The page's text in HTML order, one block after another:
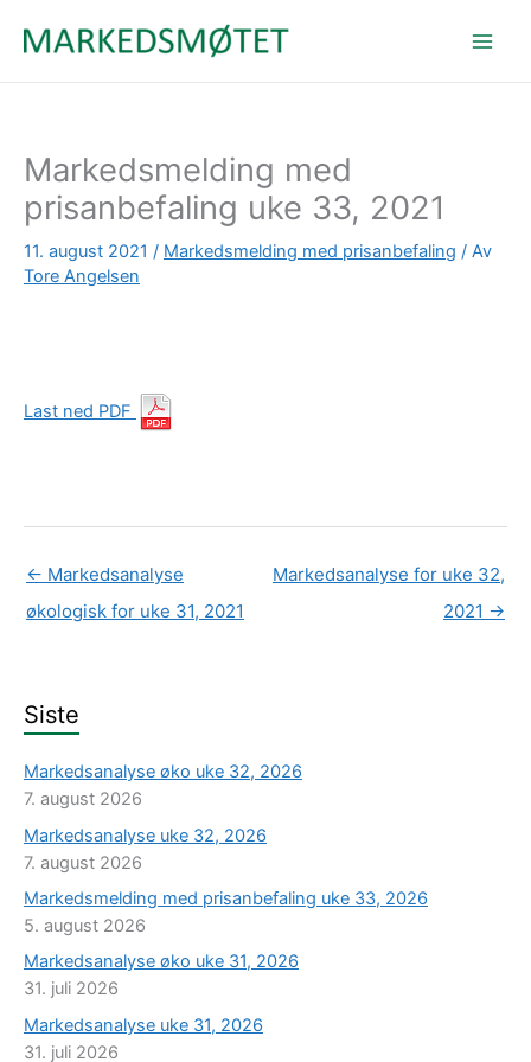
Markedsmelding med
prisanbefaling uke 33, 2021
11. august 2021 / Markedsmelding med prisanbefaling / Av
Tore Angelsen
Last ned PDF
← Markedsanalyse
økologisk for uke 31, 2021
Markedsanalyse for uke 32,
2021 →
Siste
Markedsanalyse øko uke 32, 2026
7. august 2026
Markedsanalyse uke 32, 2026
7. august 2026
Markedsmelding med prisanbefaling uke 33, 2026
5. august 2026
Markedsanalyse øko uke 31, 2026
31. juli 2026
Markedsanalyse uke 31, 2026
31. juli 2026